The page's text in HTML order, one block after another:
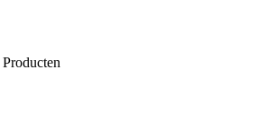
Producten